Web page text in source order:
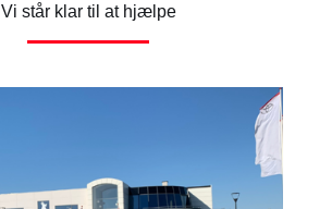
3.082KR. FINANSIERING
Vi står klar til at hjælpe